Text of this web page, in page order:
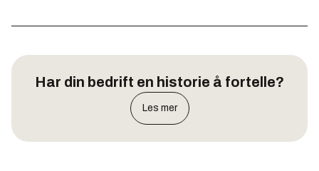
Har din bedrift en historie å fortelle?
Les mer